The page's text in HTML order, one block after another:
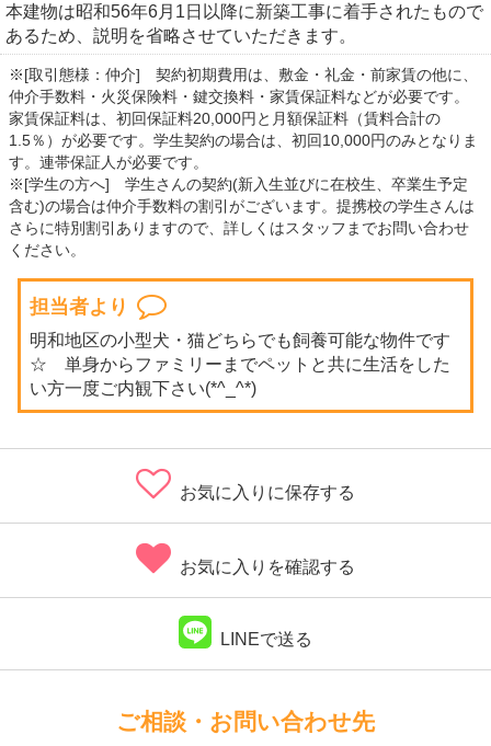
本建物は昭和56年6月1日以降に新築工事に着手されたもので
あるため、説明を省略させていただきます。
※[取引態様：仲介] 契約初期費用は、敷金・礼金・前家賃の他に、
仲介手数料・火災保険料・鍵交換料・家賃保証料などが必要です。
家賃保証料は、初回保証料20,000円と月額保証料（賃料合計の
1.5％）が必要です。学生契約の場合は、初回10,000円のみとなりま
す。連帯保証人が必要です。
※[学生の方へ] 学生さんの契約(新入生並びに在校生、卒業生予定
含む)の場合は仲介手数料の割引がございます。提携校の学生さんは
さらに特別割引ありますので、詳しくはスタッフまでお問い合わせ
ください。
担当者より
明和地区の小型犬・猫どちらでも飼養可能な物件です
☆ 単身からファミリーまでペットと共に生活をした
い方一度ご内観下さい(*^_^*)
お気に入りに保存する
お気に入りを確認する
LINEで送る
ご相談・お問い合わせ先